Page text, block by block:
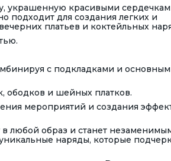
украшенную красивыми
подходит для создания легких и
платьев и коктейльных
с подкладками и
ободков и шейных платков.
мероприятий и создания
любой образ и станет
наряды, которые